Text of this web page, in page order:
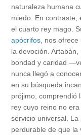
naturaleza humana
miedo. En contraste,
el cuarto rey mago.
apócrifos , nos
la devoción.
bondad y caridad
nunca llegó a
en su búsqueda
prójimo, comprendió
rey cuyo reino no
servicio universal.
perdurable de que la